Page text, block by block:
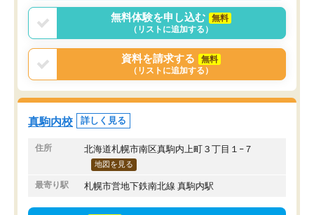
無料体験を申し込む
無料
（リストに追加する）
資料を請求する
無料
（リストに追加する）
真駒内校 詳しく見る
住所 北海道札幌市南区真駒内上町３丁目１−７
地図を見る
最寄り駅 札幌市営地下鉄南北線 真駒内駅